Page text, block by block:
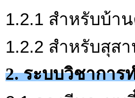
1.2.1 สำหรับบ้า
1.2.2 สำหรับสุส
2. ระบบวิชาการ